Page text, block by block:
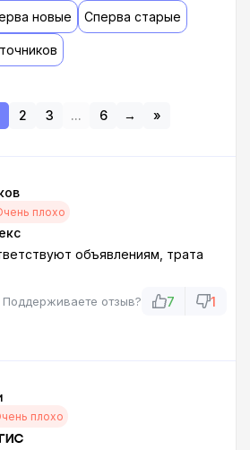
новые Сперва старые
2 3 ... 6 → »
плохо
объявлениям, трата
Поддерживаете отзыв? 7 1
плохо